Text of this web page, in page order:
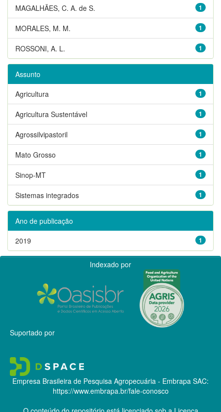
1
MAGALHÃES, C. A. de S.
1
MORALES, M. M.
1
ROSSONI, A. L.
Assunto
1
Agricultura
1
Agricultura Sustentável
1
Agrossilvipastoril
1
Mato Grosso
1
Sinop-MT
1
Sistemas integrados
Ano de publicação
1
2019
Indexado por
Suportado por
Empresa Brasileira de Pesquisa Agropecuária - Embrapa SAC:
https://www.embrapa.br/fale-conosco